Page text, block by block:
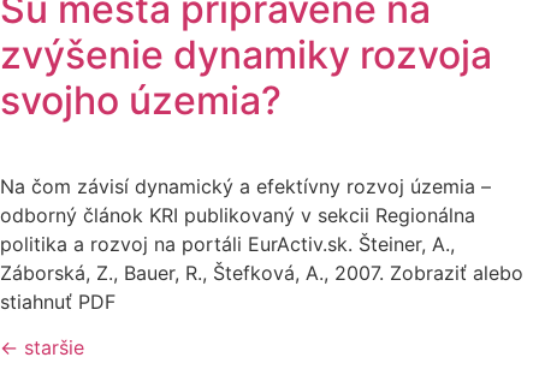
zvýšenie dynamiky rozvoja
svojho územia?
Na čom závisí dynamický a efektívny rozvoj územia –
odborný článok KRI publikovaný v sekcii Regionálna
politika a rozvoj na portáli EurActiv.sk. Šteiner, A.,
Záborská, Z., Bauer, R., Štefková, A., 2007. Zobraziť alebo
stiahnuť PDF
← staršie